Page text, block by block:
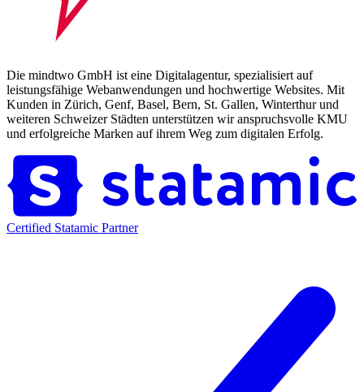
Die mindtwo GmbH ist eine Digitalagentur, spezialisiert auf
leistungsfähige Webanwendungen und hochwertige Websites. Mit
Kunden in Zürich, Genf, Basel, Bern, St. Gallen, Winterthur und
weiteren Schweizer Städten unterstützen wir anspruchsvolle KMU
und erfolgreiche Marken auf ihrem Weg zum digitalen Erfolg.
Certified Statamic Partner